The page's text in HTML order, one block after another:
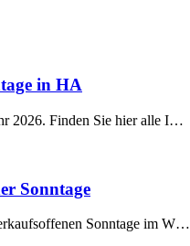
in HA
2026. Finden Sie hier alle I…
Sonntage
Sonntage im W…